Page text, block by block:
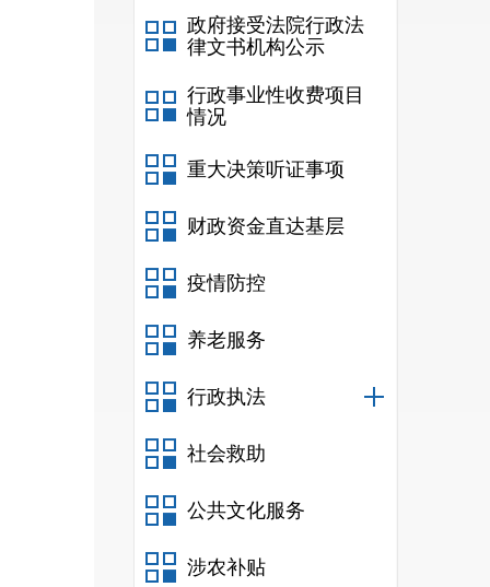
政府接受法院行政法
律文书机构公示
行政事业性收费项目
情况
重大决策听证事项
财政资金直达基层
疫情防控
养老服务
行政执法
社会救助
公共文化服务
涉农补贴